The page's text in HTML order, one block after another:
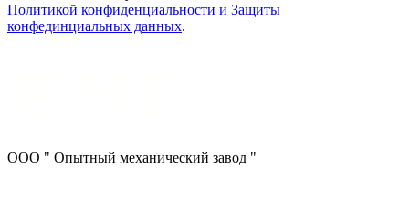
Политикой конфиденциальности и Защиты
конфединциальных данных.
ООО " Опытный механический завод "